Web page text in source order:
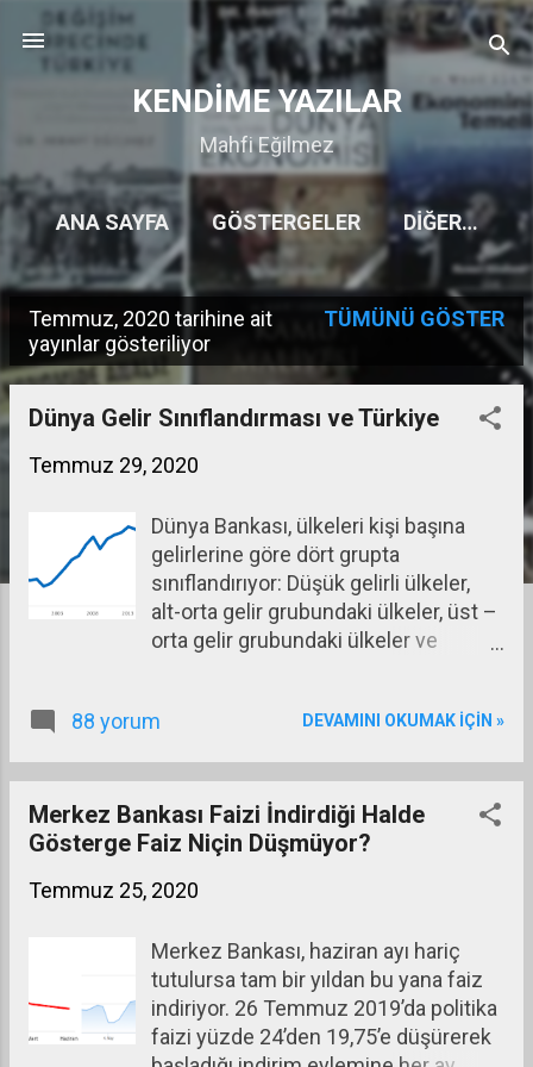
Ana içeriğe atla
KENDİME YAZILAR
Mahfi Eğilmez
ANA SAYFA GÖSTERGELER DIĞER…
K
a
Temmuz, 2020 tarihine ait
yayınlar gösteriliyor
TÜMÜNÜ GÖSTER
Dünya Gelir Sınıflandırması ve Türkiye
Temmuz 29, 2020
Dünya Bankası, ülkeleri kişi başına
gelirlerine göre dört grupta
sınıflandırıyor: Düşük gelirli ülkeler,
alt-orta gelir grubundaki ülkeler, üst –
orta gelir grubundaki ülkeler ve
yaparken ülkelerin kişi başına GNI
grupları sınıflandırırken de SDR
deflatörünü kullanarak ayarladığı yıllık
enflasyon oranına bakıyor. Bu
2018 yılıyla karşılaştırmalı olarak bir
https://blogs.worldbank.org/opendat
a/new-country-classifications-
income-level-2019-2020 ) Gelir
Grubu (USD) 2018 2019 Düşük Gelirli
88 yorum DEVAMINI OKUMAK IÇIN »
Merkez Bankası Faizi İndirdiği Halde
Gösterge Faiz Niçin Düşmüyor?
Temmuz 25, 2020
Merkez Bankası, haziran ayı hariç
tutulursa tam bir yıldan bu yana faiz
indiriyor. 26 Temmuz 2019’da politika
faizi yüzde 24’den 19,75’e düşürerek